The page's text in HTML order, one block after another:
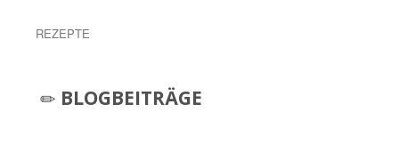
REZEPTE
BLOGBEITRÄGE